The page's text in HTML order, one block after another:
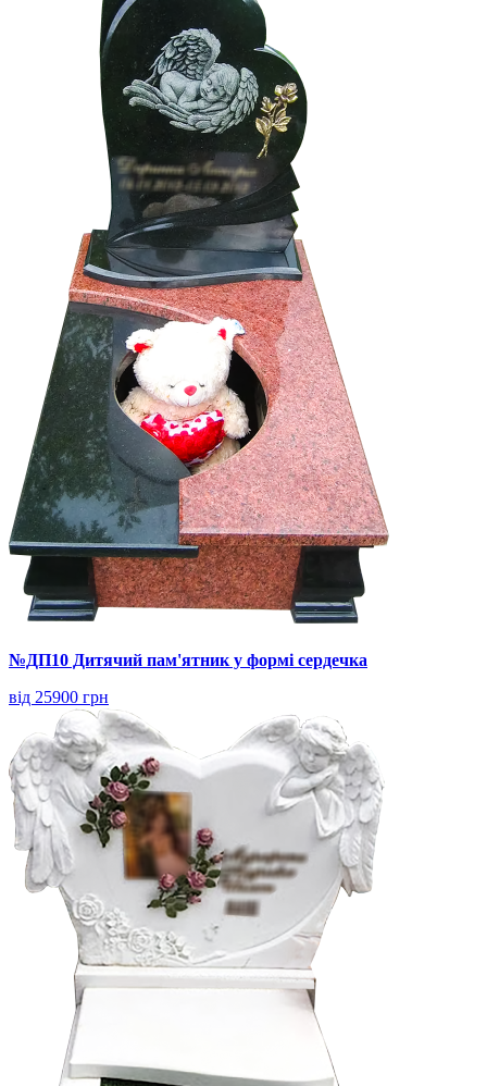
№ДП10 Дитячий пам'ятник у формі сердечка
від 25900 грн